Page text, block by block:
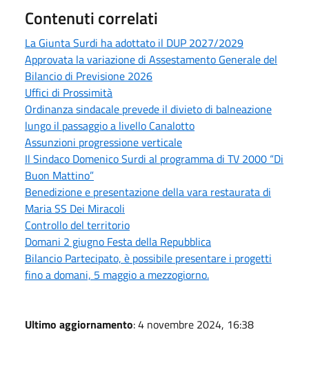
Contenuti correlati
La Giunta Surdi ha adottato il DUP 2027/2029
Approvata la variazione di Assestamento Generale del
Bilancio di Previsione 2026
Uffici di Prossimità
Ordinanza sindacale prevede il divieto di balneazione
lungo il passaggio a livello Canalotto
Assunzioni progressione verticale
Il Sindaco Domenico Surdi al programma di TV 2000 “Di
Buon Mattino”
Benedizione e presentazione della vara restaurata di
Maria SS Dei Miracoli
Controllo del territorio
Domani 2 giugno Festa della Repubblica
Bilancio Partecipato, è possibile presentare i progetti
fino a domani, 5 maggio a mezzogiorno.
Ultimo aggiornamento: 4 novembre 2024, 16:38